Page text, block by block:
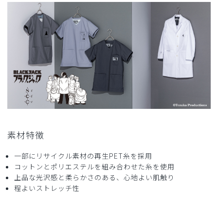
商品：R77Scrub Canvas Club:ブラック・ジャックスク
ラブトップス(男女兼用)/グレー/S
役に立った
アイトラ様
購入確認済み
サイズ感
厚さとても薄い 厚い
良かったです。
デザインも派手ではなく落ち着いた感じですね。
素材特徴
一部にリサイクル素材の再生PET糸を採用
コットンとポリエステルを組み合わせた糸を使用
上品な光沢感と柔らかさのある、心地よい肌触り
程よいストレッチ性